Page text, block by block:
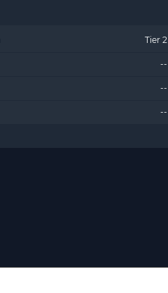
Tier 2
--
--
--